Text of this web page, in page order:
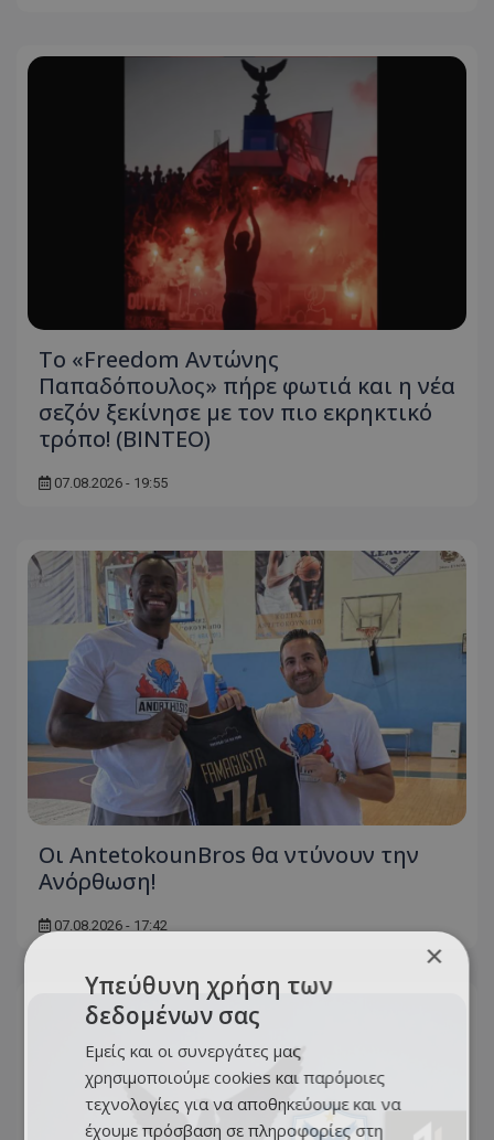
Το «Freedom Αντώνης
Παπαδόπουλος» πήρε φωτιά και η νέα
σεζόν ξεκίνησε με τον πιο εκρηκτικό
τρόπο! (ΒΙΝΤΕΟ)
07.08.2026 - 19:55
Οι AntetokounBros θα ντύνουν την
Ανόρθωση!
07.08.2026 - 17:42
×
Υπεύθυνη χρήση των
δεδομένων σας
Εμείς και οι συνεργάτες μας
χρησιμοποιούμε cookies και παρόμοιες
τεχνολογίες για να αποθηκεύουμε και να
έχουμε πρόσβαση σε πληροφορίες στη